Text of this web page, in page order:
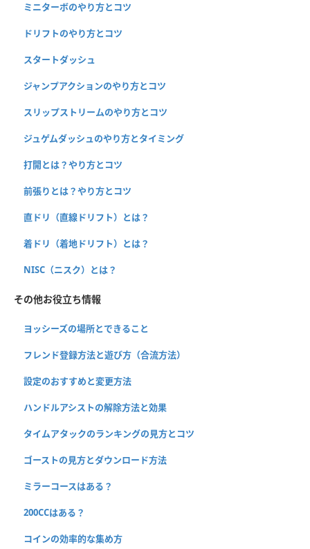
ミニターボのやり方とコツ
ドリフトのやり方とコツ
スタートダッシュ
ジャンプアクションのやり方とコツ
スリップストリームのやり方とコツ
ジュゲムダッシュのやり方とタイミング
打開とは？やり方とコツ
前張りとは？やり方とコツ
直ドリ（直線ドリフト）とは？
着ドリ（着地ドリフト）とは？
NISC（ニスク）とは？
その他お役立ち情報
ヨッシーズの場所とできること
フレンド登録方法と遊び方（合流方法）
設定のおすすめと変更方法
ハンドルアシストの解除方法と効果
タイムアタックのランキングの見方とコツ
ゴーストの見方とダウンロード方法
ミラーコースはある？
200CCはある？
コインの効率的な集め方